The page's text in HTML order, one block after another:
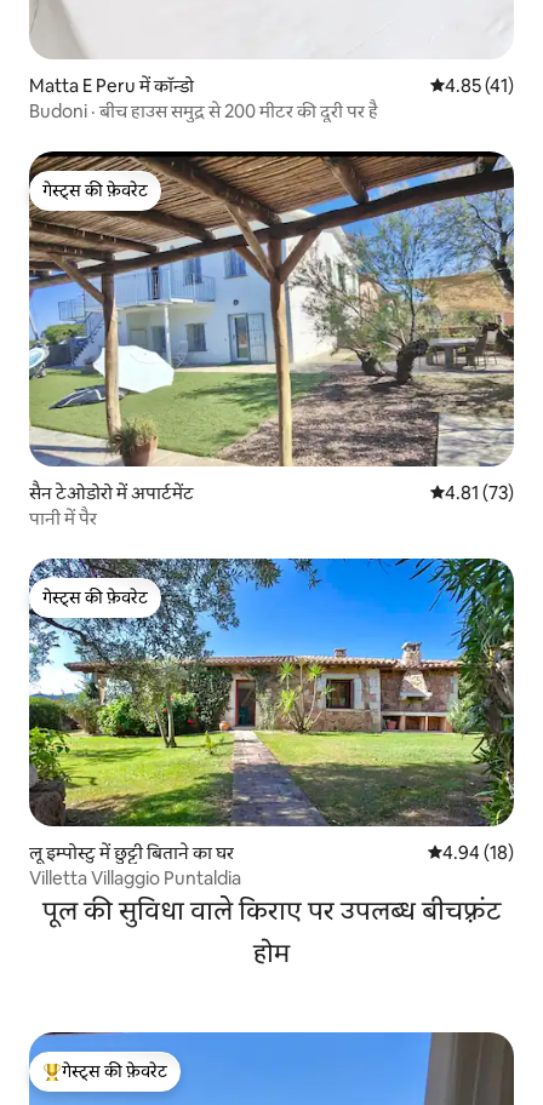
Matta E Peru में कॉन्डो औसत रेटिंग 5 में
4.85 (41)
Budoni · बीच हाउस समुद्र से 200 मीटर की दूरी पर है
गेस्ट्स की फ़ेवरेट
गेस्ट्स की फ़ेवरेट
सैन टेओडोरो में अपार्टमेंट औसत रेटिंग 5 में
4.81 (73)
पानी में पैर
गेस्ट्स की फ़ेवरेट
गेस्ट्स की फ़ेवरेट
लू इम्पोस्टु में छुट्टी बिताने का घर औसत रेटिंग 5 में
4.94 (18)
Villetta Villaggio Puntaldia
पूल की सुविधा वाले किराए पर उपलब्ध बीचफ़्रंट
होम
गेस्ट्स का टॉप फ़ेवरेट
गेस्ट्स की फ़ेवरेट